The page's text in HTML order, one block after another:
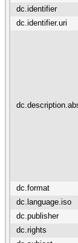
dc.identifier
dc.identifier.uri
dc.format
dc.language.iso
dc.publisher
dc.rights